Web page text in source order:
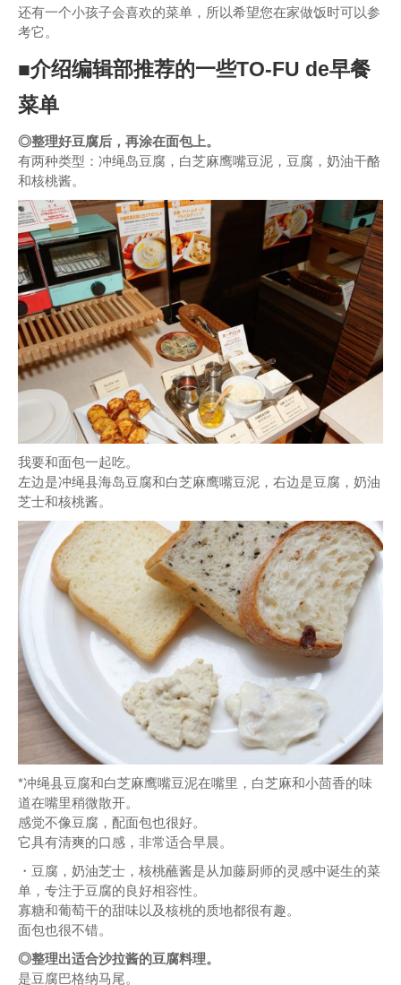
还有一个小孩子会喜欢的菜单，所以希望您在家做饭时可以参
考它。
■介绍编辑部推荐的一些TO-FU de早餐
菜单
◎整理好豆腐后，再涂在面包上。
有两种类型：冲绳岛豆腐，白芝麻鹰嘴豆泥，豆腐，奶油干酪
和核桃酱。
我要和面包一起吃。
左边是冲绳县海岛豆腐和白芝麻鹰嘴豆泥，右边是豆腐，奶油
芝士和核桃酱。
*冲绳县豆腐和白芝麻鹰嘴豆泥在嘴里，白芝麻和小茴香的味
道在嘴里稍微散开。
感觉不像豆腐，配面包也很好。
它具有清爽的口感，非常适合早晨。
・豆腐，奶油芝士，核桃蘸酱是从加藤厨师的灵感中诞生的菜
单，专注于豆腐的良好相容性。
寡糖和葡萄干的甜味以及核桃的质地都很有趣。
面包也很不错。
◎整理出适合沙拉酱的豆腐料理。
是豆腐巴格纳马尾。